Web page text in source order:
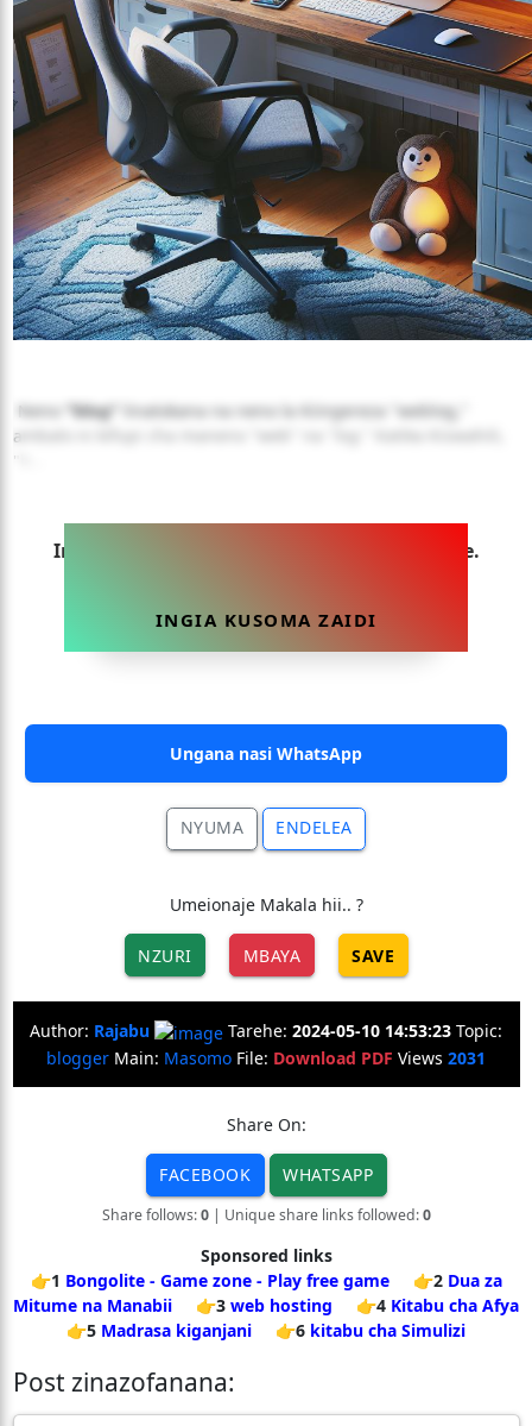
Neno "blog"
linatokana na neno la Kiingereza "weblog,"
ambalo ni kifupi cha maneno "web" na "
"b...
Ingia sasa ili uweze kusoma makala hii yote.
INGIA KUSOMA ZAIDI
Ungana nasi WhatsApp
NYUMA ENDELEA
Umeionaje Makala hii.. ?
NZURI MBAYA SAVE
Author: Rajabu Tarehe: 2024-05-10 14:53:23 Topic:
blogger Main: Masomo File: Download PDF Views 2031
Share On:
FACEBOOK WHATSAPP
Share follows:0| Unique share links followed:0
Sponsored links
👉1 Bongolite - Game zone - Play free game 👉2 Dua za
Mitume na Manabii
👉3 web hosting 👉4 Kitabu cha Afya
👉5 Madrasa kiganjani 👉6 kitabu cha Simulizi
Post zinazofanana: